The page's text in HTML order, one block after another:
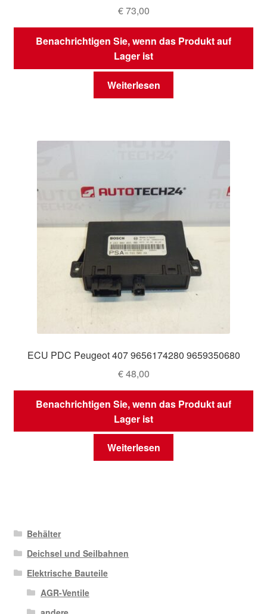
€73,00
Benachrichtigen Sie, wenn das Produkt auf
Lager ist
Weiterlesen
ECU PDC Peugeot 407 9656174280 9659350680
€48,00
Benachrichtigen Sie, wenn das Produkt auf
Lager ist
Weiterlesen
Behälter
Deichsel und Seilbahnen
Elektrische Bauteile
AGR-Ventile